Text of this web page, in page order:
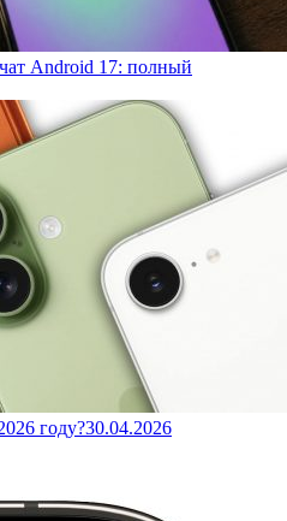
Android 17: полный
году?30.04.2026